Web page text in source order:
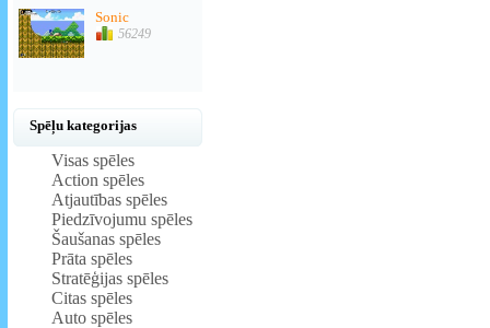
Sonic
56249
Spēļu kategorijas
Visas spēles
Action spēles
Atjautības spēles
Piedzīvojumu spēles
Šaušanas spēles
Prāta spēles
Stratēģijas spēles
Citas spēles
Auto spēles